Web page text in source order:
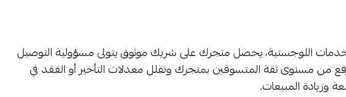
اللوجستية، يحصل متجرك على شريك موثوق يتولى مسؤولية التوصيل
من مستوى ثقة المتسوقين بمتجرك وتقلل معدلات التأخير أو الفقد في
وزيادة المبيعات.